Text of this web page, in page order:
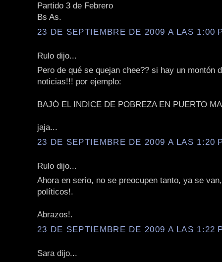
Partido 3 de Febrero
Bs As.
23 DE SEPTIEMBRE DE 2009 A LAS 1:00
Rulo dijo...
Pero de qué se quejan chee?? si hay un montón
noticias!!! por ejemplo:
BAJÓ EL INDICE DE POBREZA EN PUERTO
jaja...
23 DE SEPTIEMBRE DE 2009 A LAS 1:20
Rulo dijo...
Ahora en serio, no se preocupen tanto, ya se
políticos!.
Abrazos!.
23 DE SEPTIEMBRE DE 2009 A LAS 1:22
Sara dijo...